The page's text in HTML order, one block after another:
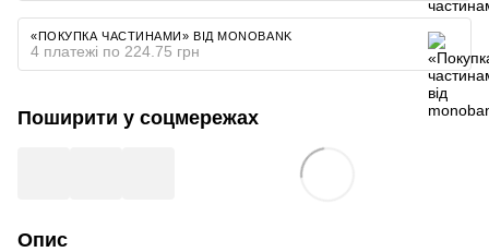
«ПОКУПКА ЧАСТИНАМИ» ВІД MONOBANK
4 платежі по 224.75 грн
Поширити у соцмережах
Опис